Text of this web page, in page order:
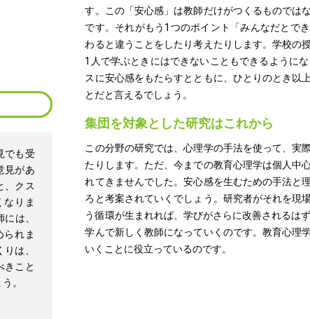
でも受
見があ
、クス
なりま
は、
られま
は、
きこと
。
す。この「安心感」は教師だけがつくるものでは
です。それがもう1つのポイント「みんなだとで
わると違うことをしたり考えたりします。学校の
1人で学ぶときにはできないこともできるように
スに安心感をもたらすとともに、ひとりのとき以
とだと言えるでしょう。
集団を対象とした研究はこれから
この分野の研究では、心理学の手法を使って、実
たりします。ただ、今までの教育心理学は個人中
れてきませんでした。安心感を生むための手法と
ろと考案されていくでしょう。研究者がそれを現
う循環が生まれれば、学びがさらに改善されるは
学んで新しく教師になっていくのです。教育心理
いくことに役立っているのです。